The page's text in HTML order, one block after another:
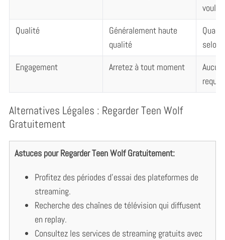
voulu
Qualité
Généralement haute
qualité
selon
Engagement
Arretez à tout moment
requis
Alternatives Légales : Regarder Teen Wolf
Gratuitement
Astuces pour Regarder Teen Wolf Gratuitement:
Profitez des périodes d’essai des plateformes de
streaming.
Recherche des chaînes de télévision qui diffusent
en replay.
Consultez les services de streaming gratuits avec